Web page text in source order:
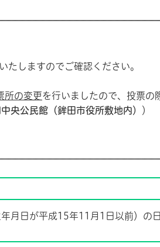
しますのでご確認ください。
所の変更を行いましたので、投票の
央公民館（鉾田市役所敷地内） ）
月日が平成15年11月1日以前）の